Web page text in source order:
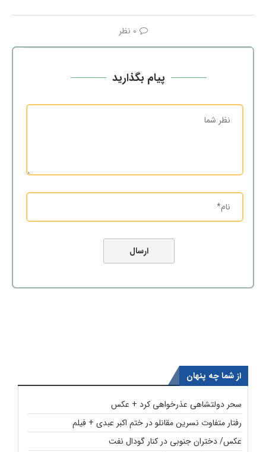
0 نظر
پیام بگذارید
از شما چه پنهان
سحر دولتشاهی عذرخواهی کرد + عکس
رفتار متفاوت نسرین مقانلو در ختم اکبر عبدی + فیلم
عکس/ دختران جنوبی در کنار گودال نفت